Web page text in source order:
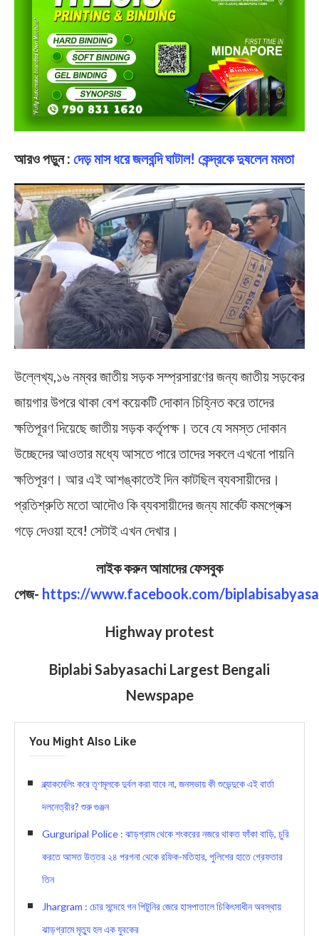
আরও পড়ুন : দেড় মাস ধরে জলবন্দি ঘাটাল! কেন্দ্রকে দুষলেন মমতা
উল্লেখ্য,১৬ নম্বর জাতীয় সড়ক সম্প্রসারণের জন্য জাতীয় সড়কের
জায়গার উপরে থাকা বেশ কয়েকটি দোকান চিহ্নিত করে তাদের
ক্ষতিপূরণ দিয়েছে জাতীয় সড়ক কর্তৃপক্ষ। তবে যে সমস্ত দোকান
উচ্ছেদের আওতার মধ্যে আসতে পারে তাদের সকলে এখনো পায়নি
ক্ষতিপূরণ। আর এই আশঙ্কাতেই দিন কাটছিল ব্যবসায়ীদের।
প্রতিশ্রুতি মতো আদৌও কি ব্যবসায়ীদের জন্য মার্কেট কমপ্লেক্স
গড়ে দেওয়া হবে! সেটাই এখন দেখার।
লাইক করুন আমাদের ফেসবুক
পেজ- https://www.facebook.com/
Highway protest
Biplabi Sabyasachi Largest Bengali
Newspape
You Might Also Like
ব্ল্যাকমেলিং করে তৃণমূলকে দুর্বল করা যাবে না, জনসভায় কী শুভেন্দুকে এই বার্তা
দলনেত্রীর? শুরু গুঞ্জন
Gurguripal Police : ঝাড়গ্রাম থেকে শংকরের নজরে থাকত ফাঁকা বাড়ি, চুরি
করতে আসত উত্তর ২৪ পরগনা থেকে রফিক-মতিহার, পুলিশের হাতে গ্রেফতার
তিন
Jhargram : চোর সন্দেহে গন পিটুনির জেরে হাসপাতালে চিকিৎসাধীন অবস্থায়
ঝাড়গ্রামে মৃত্যু হল এক যুবকের